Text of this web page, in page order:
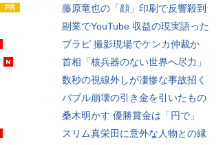
藤原竜也の「顔」印刷で反響殺到
副業でYouTube 収益の現実語った
ブラピ 撮影現場でケンカ仲裁か
首相「核兵器のない世界へ尽力」
数秒の視線外しが凄惨な事故招く
バブル崩壊の引き金を引いたもの
桑木明かす 優勝賞金は「円で」
スリム真栄田に意外な人物との縁